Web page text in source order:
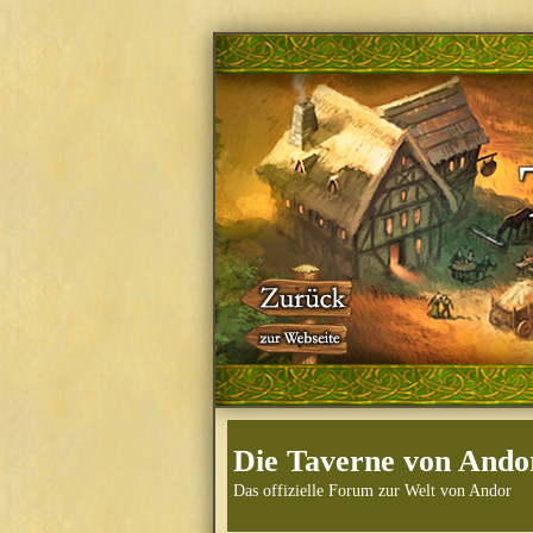
Die Taverne von
Das offizielle Forum zur Welt von Andor